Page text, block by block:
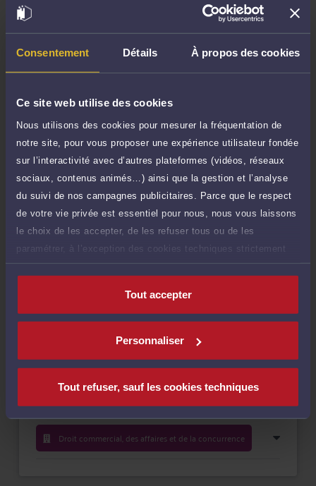
Consentement Détails À propos des cookies
Ce site web utilise des cookies
Nous utilisons des cookies pour mesurer la fréquentation de
notre site, pour vous proposer une expérience utilisateur fondée
sur l’interactivité avec d’autres plateformes (vidéos, réseaux
sociaux, contenus animés…) ainsi que la gestion et l’analyse
du suivi de nos campagnes publicitaires. Parce que le respect
de votre vie privée est essentiel pour nous, nous vous laissons
le choix de les accepter, de les refuser tous ou de les
paramétrer, à l’exception des cookies techniques strictement
nécessaires au fonctionnement du site.
Tout accepter
Personnaliser
Tout refuser, sauf les cookies techniques
Poser une question
Consultation écrite
d'une pièce jointe
Consulter par écrit
Payer des honoraires ou une facture
Vous souhaitez payer une facture ou des
honoraires à l’avocat par Carte Bancaire.
Payer
Compétences
Procédure civile
Droit commercial, des affaires et de la concurrence